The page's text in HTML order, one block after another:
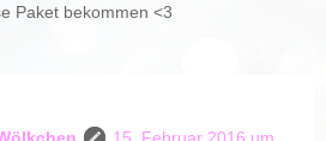
Paket bekommen <3